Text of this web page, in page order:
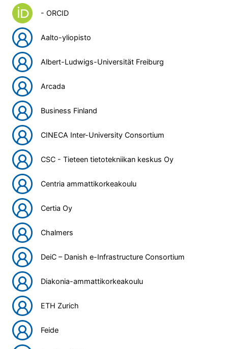
- ORCID
Aalto-yliopisto
Albert-Ludwigs-Universität Freiburg
Arcada
Business Finland
CINECA Inter-University Consortium
CSC - Tieteen tietotekniikan keskus Oy
Centria ammattikorkeakoulu
Certia Oy
Chalmers
DeiC – Danish e-Infrastructure Consortium
Diakonia-ammattikorkeakoulu
ETH Zurich
Feide